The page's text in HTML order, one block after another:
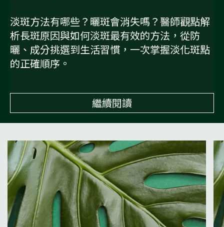
淡斑方法有哪些？曬斑會消失嗎？醫師觀點解
析長斑原因與如何淡斑最有效的方法，從防
曬、成分挑選到生活習慣，一次掌握淡化斑點
的正確順序。
繼續閱讀